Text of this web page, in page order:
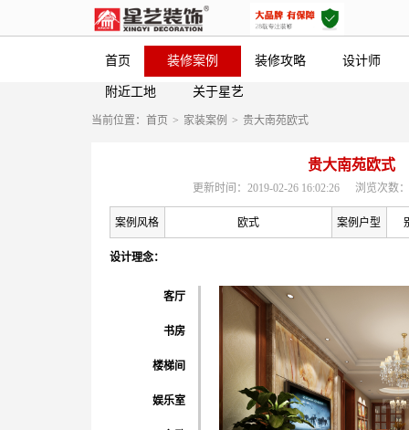
首页 装修案例 装修攻略 设计师
附近工地 关于星艺
当前位置： 首页 > 家装案例 > 贵大南苑欧式
贵大南苑欧式
更新时间：2019-02-26 16:02:26 浏览次数
案例风格 欧式 案例户型
设计理念：
客厅
书房
楼梯间
娱乐室